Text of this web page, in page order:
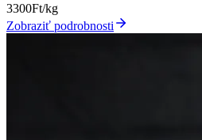
3300Ft/kg
Zobraziť podrobnosti